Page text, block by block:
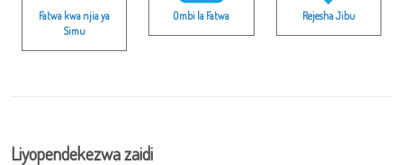
Fatwa kwa njia ya
Simu
Ombi la Fatwa Rejesha Jibu
Liyopendekezwa zaidi